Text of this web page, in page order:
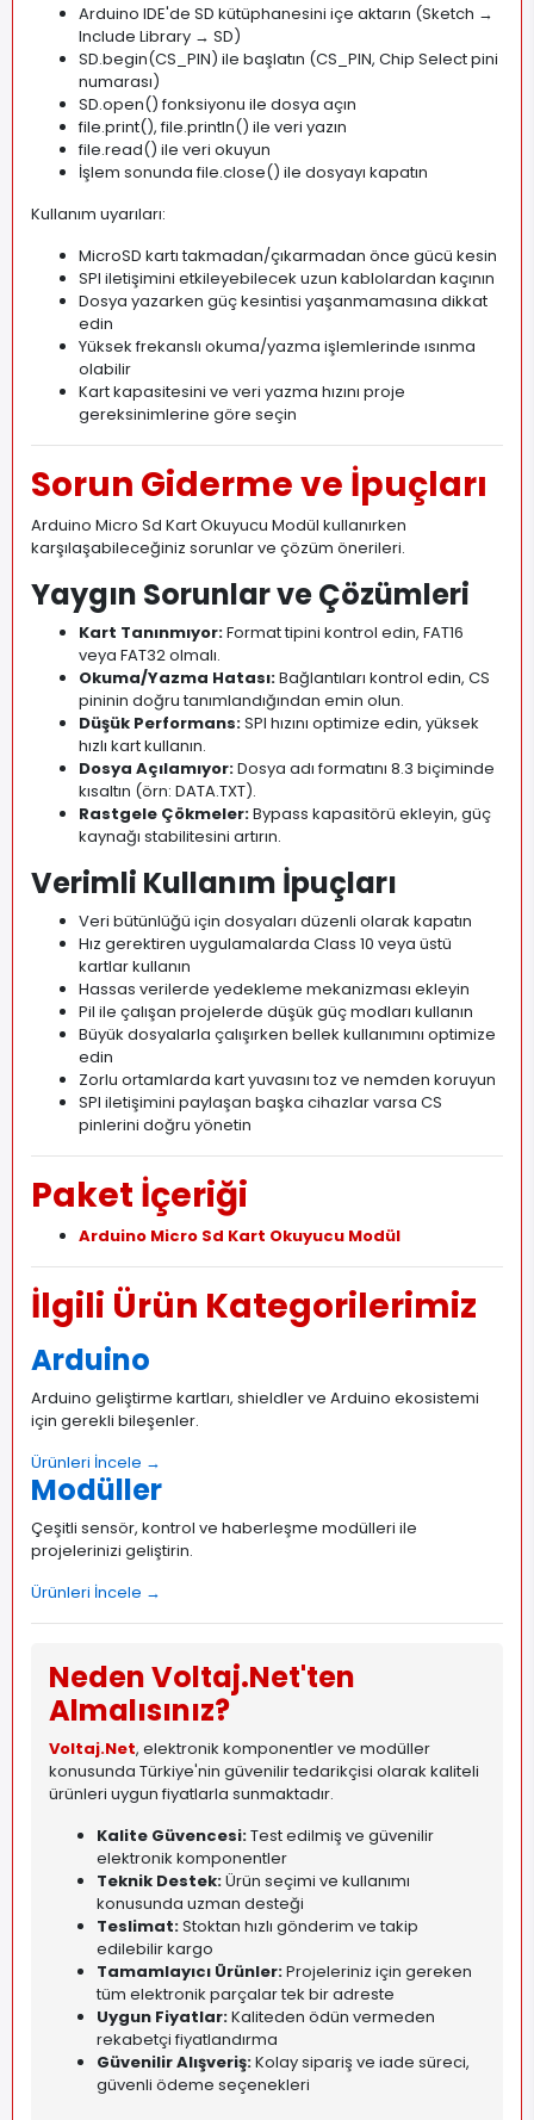
Arduino IDE'de SD kütüphanesini içe aktarın (Sketch →
Include Library → SD)
SD.begin(CS_PIN) ile başlatın (CS_PIN, Chip Select pini
numarası)
SD.open() fonksiyonu ile dosya açın
file.print(), file.println() ile veri yazın
file.read() ile veri okuyun
İşlem sonunda file.close() ile dosyayı kapatın
Kullanım uyarıları:
MicroSD kartı takmadan/çıkarmadan önce gücü kesin
SPI iletişimini etkileyebilecek uzun kablolardan kaçının
Dosya yazarken güç kesintisi yaşanmamasına dikkat
edin
Yüksek frekanslı okuma/yazma işlemlerinde ısınma
olabilir
Kart kapasitesini ve veri yazma hızını proje
gereksinimlerine göre seçin
Sorun Giderme ve İpuçları
Arduino Micro Sd Kart Okuyucu Modül kullanırken
karşılaşabileceğiniz sorunlar ve çözüm önerileri.
Yaygın Sorunlar ve Çözümleri
Kart Tanınmıyor:Format tipini kontrol edin, FAT16
veya FAT32 olmalı.
Okuma/Yazma Hatası:Bağlantıları kontrol edin, CS
pininin doğru tanımlandığından emin olun.
Düşük Performans:SPI hızını optimize edin, yüksek
hızlı kart kullanın.
Dosya Açılamıyor:Dosya adı formatını 8.3 biçiminde
kısaltın (örn: DATA.TXT).
Rastgele Çökmeler:Bypass kapasitörü ekleyin, güç
kaynağı stabilitesini artırın.
Verimli Kullanım İpuçları
Veri bütünlüğü için dosyaları düzenli olarak kapatın
Hız gerektiren uygulamalarda Class 10 veya üstü
kartlar kullanın
Hassas verilerde yedekleme mekanizması ekleyin
Pil ile çalışan projelerde düşük güç modları kullanın
Büyük dosyalarla çalışırken bellek kullanımını optimize
edin
Zorlu ortamlarda kart yuvasını toz ve nemden koruyun
SPI iletişimini paylaşan başka cihazlar varsa CS
pinlerini doğru yönetin
Paket İçeriği
Arduino Micro Sd Kart Okuyucu Modül
İlgili Ürün Kategorilerimiz
Arduino
Arduino geliştirme kartları, shieldler ve Arduino ekosistemi
için gerekli bileşenler.
Ürünleri İncele →
Modüller
Çeşitli sensör, kontrol ve haberleşme modülleri ile
projelerinizi geliştirin.
Ürünleri İncele →
Neden Voltaj.Net'ten
Almalısınız?
Voltaj.Net, elektronik komponentler ve modüller
konusunda Türkiye'nin güvenilir tedarikçisi olarak kaliteli
ürünleri uygun fiyatlarla sunmaktadır.
Kalite Güvencesi:Test edilmiş ve güvenilir
elektronik komponentler
Teknik Destek:Ürün seçimi ve kullanımı
konusunda uzman desteği
Teslimat:Stoktan hızlı gönderim ve takip
edilebilir kargo
Tamamlayıcı Ürünler:Projeleriniz için gereken
tüm elektronik parçalar tek bir adreste
Uygun Fiyatlar:Kaliteden ödün vermeden
rekabetçi fiyatlandırma
Güvenilir Alışveriş:Kolay sipariş ve iade süreci,
güvenli ödeme seçenekleri